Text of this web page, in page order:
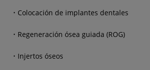
Colocación de implantes dentales
Regeneración ósea guiada (ROG)
Injertos óseos